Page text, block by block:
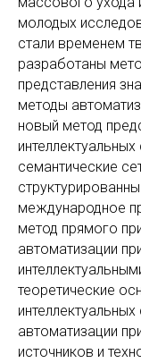
молодых
стали временем
разработаны
представления
методы
новый метод
семантические
международное
метод прямого
автоматизации
теоретические
автоматизации
источников и